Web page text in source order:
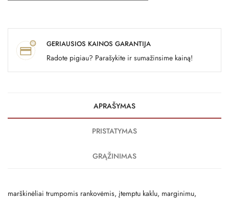
GERIAUSIOS KAINOS GARANTIJA
Radote pigiau? Parašykite ir sumažinsime kainą!
APRAŠYMAS
PRISTATYMAS
GRĄŽINIMAS
marškinėliai trumpomis rankovėmis, įtemptu kaklu, marginimu,